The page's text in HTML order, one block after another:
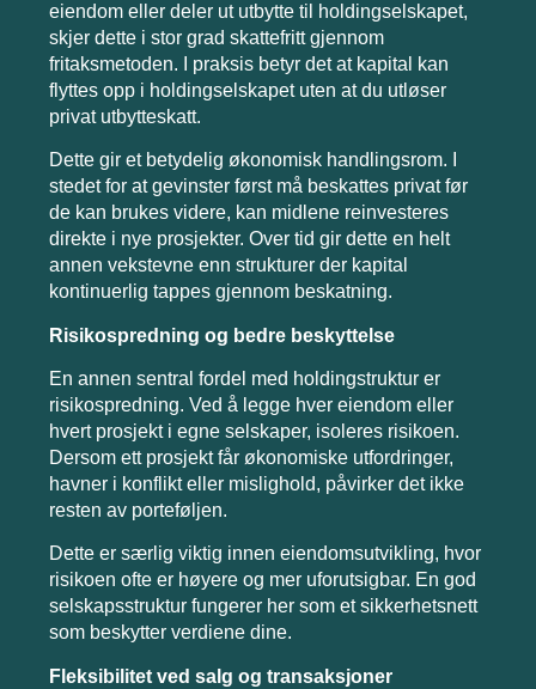
eiendom eller deler ut utbytte til holdingselskapet,
skjer dette i stor grad skattefritt gjennom
fritaksmetoden. I praksis betyr det at kapital kan
flyttes opp i holdingselskapet uten at du utløser
privat utbytteskatt.
Dette gir et betydelig økonomisk handlingsrom. I
stedet for at gevinster først må beskattes privat før
de kan brukes videre, kan midlene reinvesteres
direkte i nye prosjekter. Over tid gir dette en helt
annen vekstevne enn strukturer der kapital
kontinuerlig tappes gjennom beskatning.
Risikospredning og bedre beskyttelse
En annen sentral fordel med holdingstruktur er
risikospredning. Ved å legge hver eiendom eller
hvert prosjekt i egne selskaper, isoleres risikoen.
Dersom ett prosjekt får økonomiske utfordringer,
havner i konflikt eller mislighold, påvirker det ikke
resten av porteføljen.
Dette er særlig viktig innen eiendomsutvikling, hvor
risikoen ofte er høyere og mer uforutsigbar. En god
selskapsstruktur fungerer her som et sikkerhetsnett
som beskytter verdiene dine.
Fleksibilitet ved salg og transaksjoner